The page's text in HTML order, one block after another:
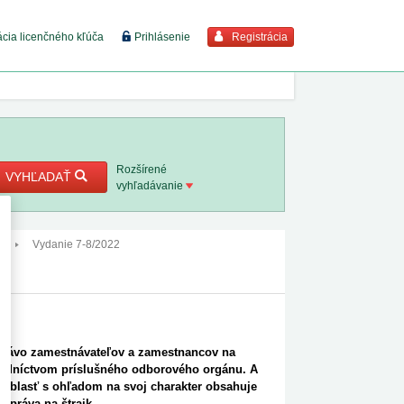
licenčného kľúča Prihlásenie Registrácia
viac
8. 2026
2. 8.
8. 2026
8. 2026
VYHĽADAŤ
Rozšírené
vyhľadávanie
Vydanie 7-8/2022
zamestnávateľov a zamestnancov na
príslušného odborového orgánu. A
s ohľadom na svoj charakter obsahuje